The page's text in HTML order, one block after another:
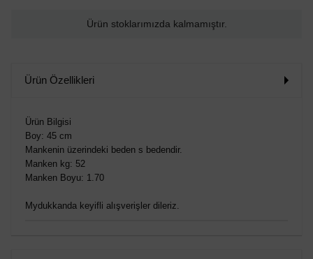
Ürün stoklarımızda kalmamıştır.
Ürün Özellikleri
Ürün Bilgisi
Boy: 45 cm
Mankenin üzerindeki beden s bedendir.
Manken kg: 52
Manken Boyu: 1.70
Mydukkanda keyifli alışverişler dileriz.